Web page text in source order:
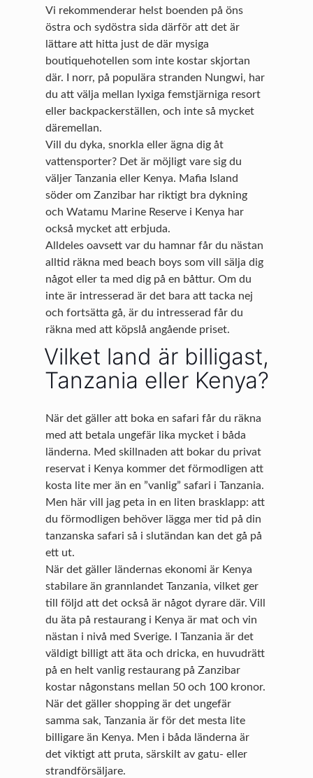
Vi rekommenderar helst boenden på öns
östra och sydöstra sida därför att det är
lättare att hitta just de där mysiga
boutiquehotellen som inte kostar skjortan
där. I norr, på populära stranden Nungwi, har
du att välja mellan lyxiga femstjärniga resort
eller backpackerställen, och inte så mycket
däremellan.
Vill du dyka, snorkla eller ägna dig åt
vattensporter? Det är möjligt vare sig du
väljer Tanzania eller Kenya. Mafia Island
söder om Zanzibar har riktigt bra dykning
och Watamu Marine Reserve i Kenya har
också mycket att erbjuda.
Alldeles oavsett var du hamnar får du nästan
alltid räkna med beach boys som vill sälja dig
något eller ta med dig på en båttur. Om du
inte är intresserad är det bara att tacka nej
och fortsätta gå, är du intresserad får du
räkna med att köpslå angående priset.
Vilket land är billigast,
Tanzania eller Kenya?
När det gäller att boka en safari får du räkna
med att betala ungefär lika mycket i båda
länderna. Med skillnaden att bokar du privat
reservat i Kenya kommer det förmodligen att
kosta lite mer än en ”vanlig” safari i Tanzania.
Men här vill jag peta in en liten brasklapp: att
du förmodligen behöver lägga mer tid på din
tanzanska safari så i slutändan kan det gå på
ett ut.
När det gäller ländernas ekonomi är Kenya
stabilare än grannlandet Tanzania, vilket ger
till följd att det också är något dyrare där. Vill
du äta på restaurang i Kenya är mat och vin
nästan i nivå med Sverige. I Tanzania är det
väldigt billigt att äta och dricka, en huvudrätt
på en helt vanlig restaurang på Zanzibar
kostar någonstans mellan 50 och 100 kronor.
När det gäller shopping är det ungefär
samma sak, Tanzania är för det mesta lite
billigare än Kenya. Men i båda länderna är
det viktigt att pruta, särskilt av gatu- eller
strandförsäljare.